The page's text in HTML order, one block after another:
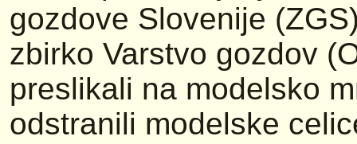
gozdove Slovenije
zbirko Varstvo gozdov
preslikali na modelsko
odstranili modelske